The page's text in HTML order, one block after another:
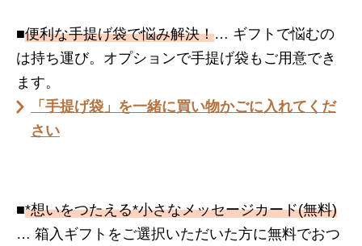
■便利な手提げ袋で悩み解決！… ギフトで悩むの
は持ち運び。オプションで手提げ袋もご用意でき
ます。
「手提げ袋」を一緒に買い物かごに入れてくだ
さい
■*想いをつたえる*小さなメッセージカード(無料)
… 箱入ギフトをご選択いただいた方に無料でおつ